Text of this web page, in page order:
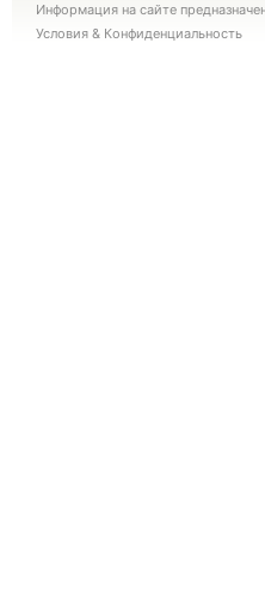
Информация на сайте
Условия & Конфиденциальность